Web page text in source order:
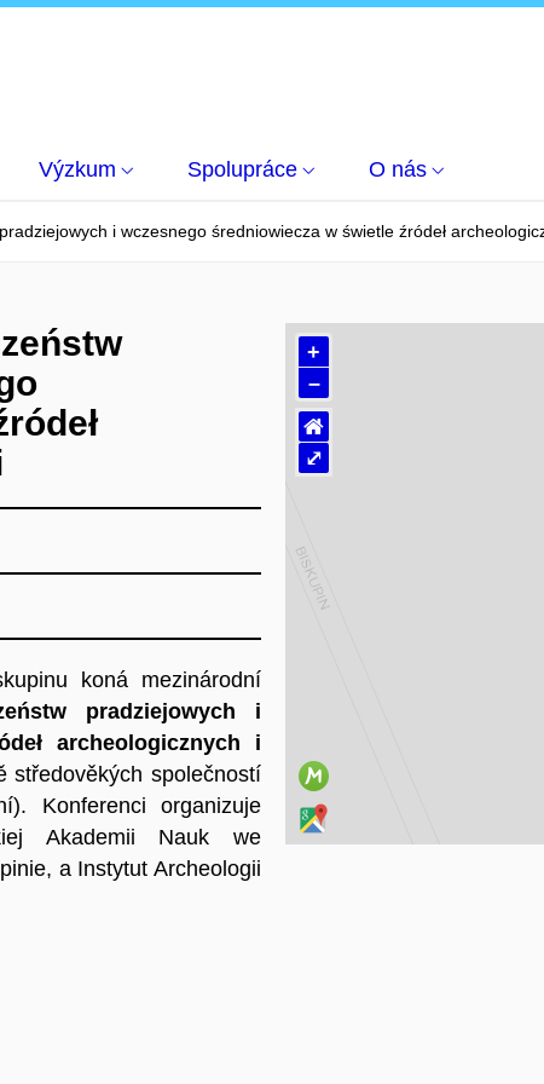
Výzkum Spolupráce O nás
i wczesnego średniowiecza w świetle źródeł
koná mezinárodní
pradziejowych i
archeologicznych i
středověkých společností
Konferenci organizuje
Akademii Nauk we
a Instytut Archeologii
+
–
⌂
⤢